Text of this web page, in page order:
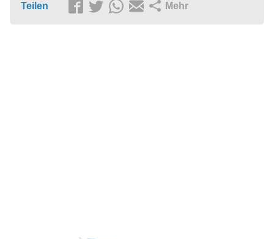
Teilen Mehr